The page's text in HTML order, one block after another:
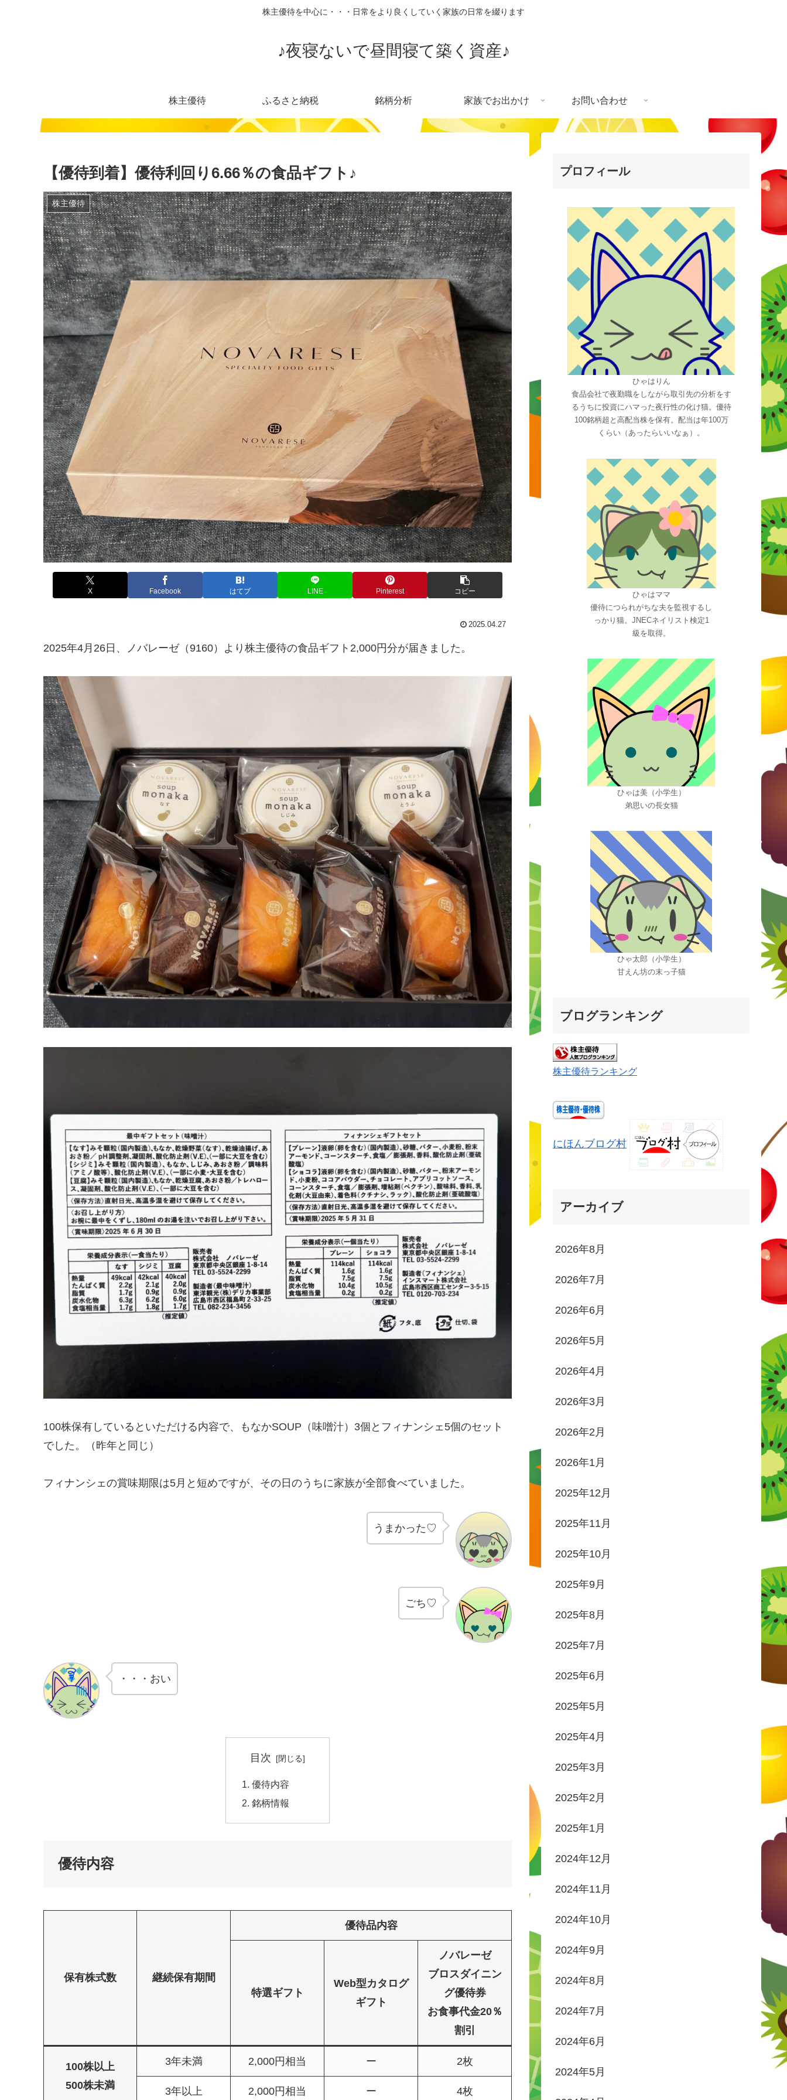
株主優待を中心に・・・日常をより良くしていく家族の日常を綴ります
♪夜寝ないで昼間寝て築く資産♪
株主優待 ふるさと納税 銘柄分析 家族でお出かけ お問い合わせ
【優待到着】優待利回り6.66％の食品ギフト♪
株主優待
X Facebook はてブ LINE Pinterest コピー
2025.04.27
2025年4月26日、ノバレーゼ（9160）より株主優待の食品ギフト2,000円分が届きました。
100株保有しているといただける内容で、もなかSOUP（味噌汁）3個とフィナンシェ5個のセット
でした。（昨年と同じ）
フィナンシェの賞味期限は5月と短めですが、その日のうちに家族が全部食べていました。
うまかった♡
ごち♡
・・・おい
目次
優待内容
銘柄情報
優待内容
保有株式数 継続保有期間
優待品内容
特選ギフト
Web型カタログ
ギフト
ノバレーゼ
ブロスダイニン
グ優待券
お食事代金20％
割引
100株以上
500株未満
3年未満 2,000円相当 ー 2枚
3年以上 2,000円相当 ー 4枚
プロフィール
ひゃはりん
食品会社で夜勤職をしながら取引先の分析をす
るうちに投資にハマった夜行性の化け猫。優待
100銘柄超と高配当株を保有。配当は年100万
くらい（あったらいいなぁ）。
ひゃはママ
優待につられがちな夫を監視するし
っかり猫。JNECネイリスト検定1
級を取得。
ひゃは美（小学生）
弟思いの長女猫
ひゃ太郎（小学生）
甘えん坊の末っ子猫
ブログランキング
株主優待ランキング
にほんブログ村
アーカイブ
2026年8月
2026年7月
2026年6月
2026年5月
2026年4月
2026年3月
2026年2月
2026年1月
2025年12月
2025年11月
2025年10月
2025年9月
2025年8月
2025年7月
2025年6月
2025年5月
2025年4月
2025年3月
2025年2月
2025年1月
2024年12月
2024年11月
2024年10月
2024年9月
2024年8月
2024年7月
2024年6月
2024年5月